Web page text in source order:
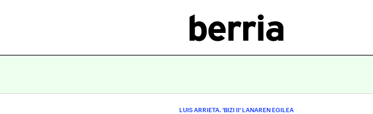
LUIS ARRIETA. 'BIZI II' LANAREN EGILEA